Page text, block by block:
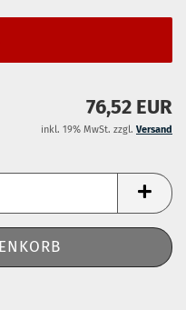
76,52 EUR
inkl. 19% MwSt. zzgl. Versand